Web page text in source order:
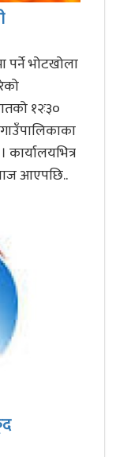
भोटखोला
१२ः३०
आएपछि..